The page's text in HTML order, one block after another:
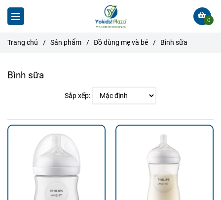
0
Trang chủ / Sản phẩm / Đồ dùng mẹ và bé / Bình sữa
Bình sữa
Sắp xếp: